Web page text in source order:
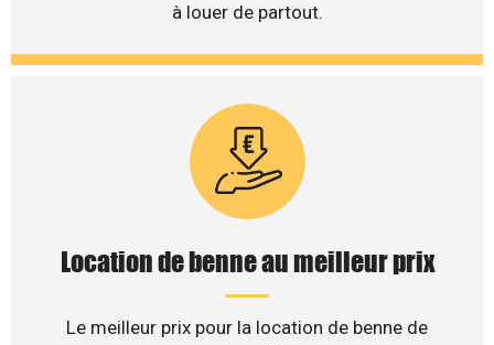
à louer de partout.
Location de benne au meilleur prix
Le meilleur prix pour la location de benne de